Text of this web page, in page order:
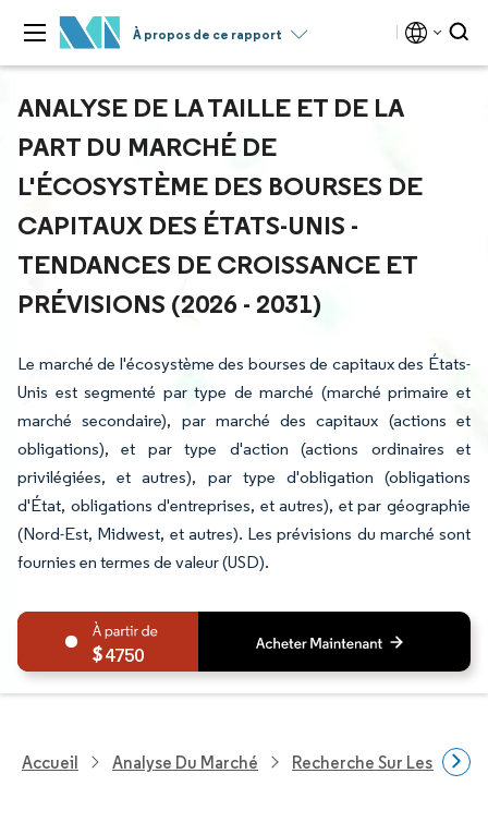
À propos de ce rapport
ANALYSE DE LA TAILLE ET DE LA
PART DU MARCHÉ DE
L'ÉCOSYSTÈME DES BOURSES DE
CAPITAUX DES ÉTATS-UNIS -
TENDANCES DE CROISSANCE ET
PRÉVISIONS (2026 - 2031)
Le marché de l'écosystème des bourses de capitaux des États-
Unis est segmenté par type de marché (marché primaire et
marché secondaire), par marché des capitaux (actions et
obligations), et par type d'action (actions ordinaires et
privilégiées, et autres), par type d'obligation (obligations
d'État, obligations d'entreprises, et autres), et par géographie
(Nord-Est, Midwest, et autres). Les prévisions du marché sont
fournies en termes de valeur (USD).
4750
Accueil Analyse Du Marché Recherche Sur Les